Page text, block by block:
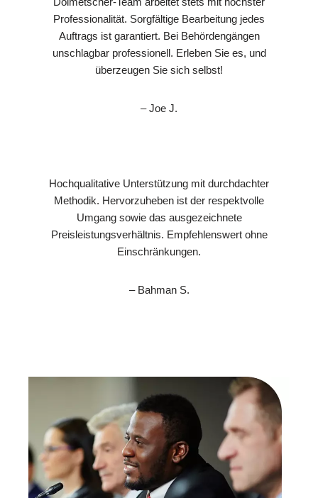
Professionalität. Sorgfältige Bearbeitung jedes
Auftrags ist garantiert. Bei Behördengängen
unschlagbar professionell. Erleben Sie es, und
überzeugen Sie sich selbst!
– Joe J.
Hochqualitative Unterstützung mit durchdachter
Methodik. Hervorzuheben ist der respektvolle
Umgang sowie das ausgezeichnete
Preisleistungsverhältnis. Empfehlenswert ohne
Einschränkungen.
– Bahman S.